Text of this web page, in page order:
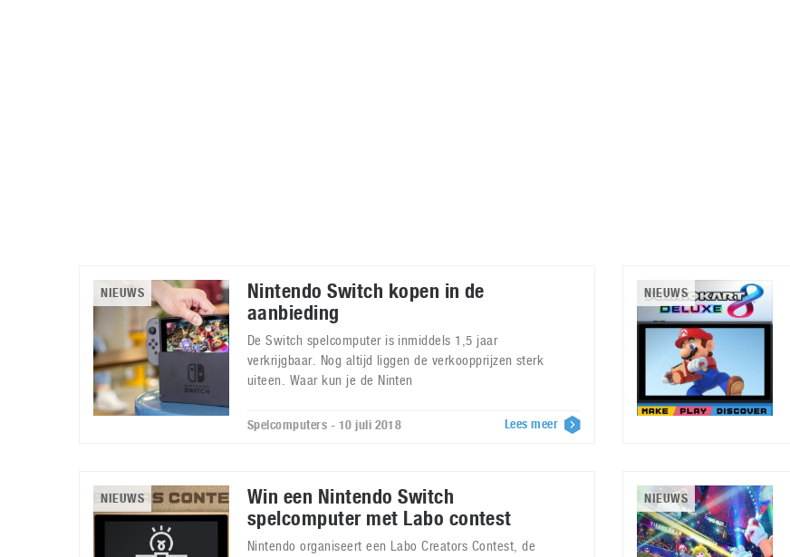
NIEUWS
Nintendo Switch kopen in de
aanbieding
De Switch spelcomputer is inmiddels 1,5 jaar
verkrijgbaar. Nog altijd liggen de verkoopprijzen sterk
uiteen. Waar kun je de Ninten
Spelcomputers - 10 juli 2018 Lees meer
NIEUWS
NIEUWS
Win een Nintendo Switch
spelcomputer met Labo contest
Nintendo organiseert een Labo Creators Contest, de
NIEUWS